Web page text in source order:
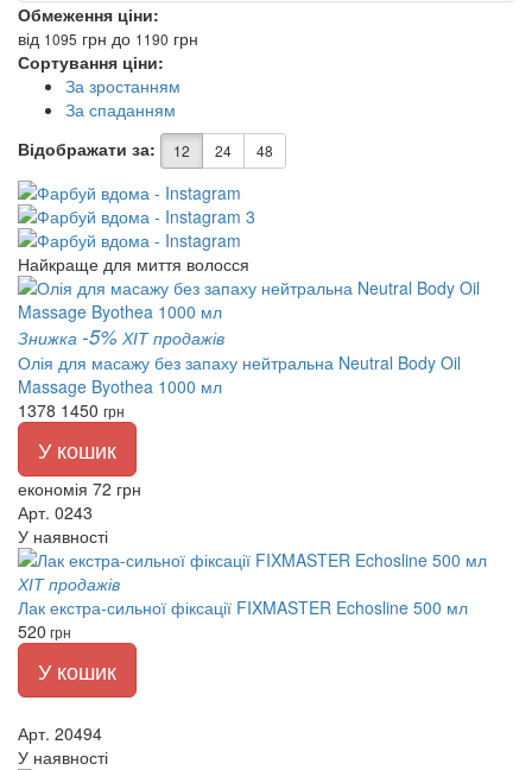
Обмеження ціни:
від 1095 грн до 1190 грн
Сортування ціни:
За зростанням
За спаданням
Відображати за:
12 24 48
Найкраще для миття волосся
Знижка -5% ХІТ продажів
Олія для масажу без запаху нейтральна Neutral Body Oil
Massage Byothea 1000 мл
1378 1450 грн
У кошик
економія 72 грн
Арт. 0243
У наявності
ХІТ продажів
Лак екстра-сильної фіксації FIXMASTER Echosline 500 мл
520 грн
У кошик
Арт. 20494
У наявності